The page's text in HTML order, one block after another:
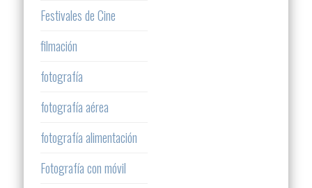
Festivales de Cine
filmación
fotografía
fotografía aérea
fotografía alimentación
Fotografía con móvil